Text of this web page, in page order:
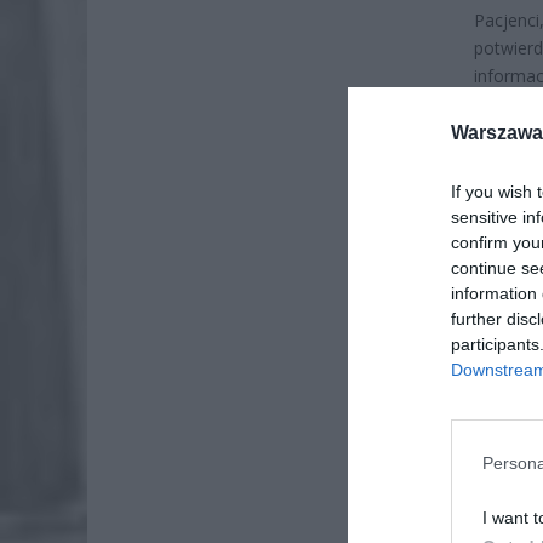
If you wish
sensitive
confirm
continue
information
further
I want